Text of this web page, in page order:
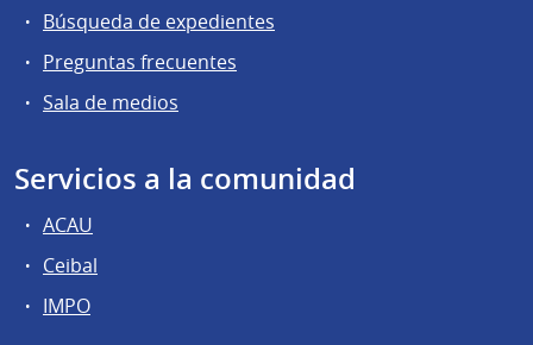
Búsqueda de expedientes
Preguntas frecuentes
Sala de medios
Servicios a la comunidad
ACAU
Ceibal
IMPO